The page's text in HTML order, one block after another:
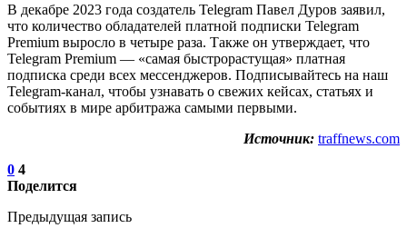
В декабре 2023 года создатель Telegram Павел Дуров заявил,
что количество обладателей платной подписки Telegram
Premium выросло в четыре раза. Также он утверждает, что
Telegram Premium — «самая быстрорастущая» платная
подписка среди всех мессенджеров. Подписывайтесь на наш
Telegram-канал, чтобы узнавать о свежих кейсах, статьях и
событиях в мире арбитража самыми первыми.
Источник: traffnews.com
0 4
Поделится
Предыдущая запись